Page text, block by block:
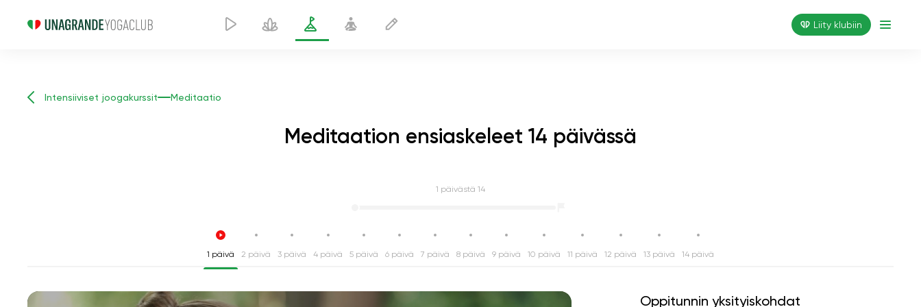
Liity klubiin
Intensiiviset joogakurssit Meditaatio
Meditaation ensiaskeleet 14 päivässä
1 päivästä 14
1 päivä 2 päivä 3 päivä 4 päivä 5 päivä 6 päivä 7 päivä 8 päivä 9 päivä 10 päivä 11 päivä 12 päivä 13 päivä 14 päivä
Oppitunnin yksityiskohdat